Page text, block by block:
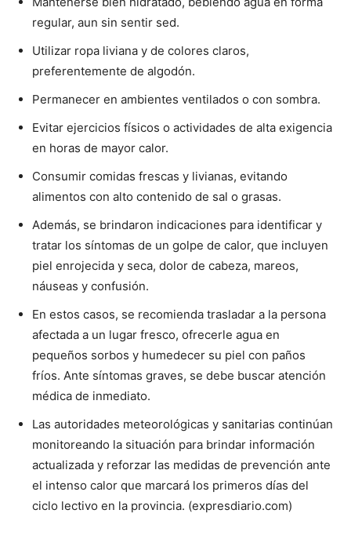
regular, aun sin sentir sed.
Utilizar ropa liviana y de colores claros,
preferentemente de algodón.
Permanecer en ambientes ventilados o con sombra.
Evitar ejercicios físicos o actividades de alta exigencia
en horas de mayor calor.
Consumir comidas frescas y livianas, evitando
alimentos con alto contenido de sal o grasas.
Además, se brindaron indicaciones para identificar y
tratar los síntomas de un golpe de calor, que incluyen
piel enrojecida y seca, dolor de cabeza, mareos,
náuseas y confusión.
En estos casos, se recomienda trasladar a la persona
afectada a un lugar fresco, ofrecerle agua en
pequeños sorbos y humedecer su piel con paños
fríos. Ante síntomas graves, se debe buscar atención
médica de inmediato.
Las autoridades meteorológicas y sanitarias continúan
monitoreando la situación para brindar información
actualizada y reforzar las medidas de prevención ante
el intenso calor que marcará los primeros días del
ciclo lectivo en la provincia. (expresdiario.com)